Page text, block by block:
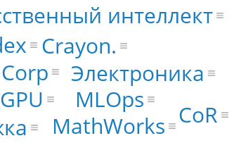
Crayon.
GPU MLOps
Электроника
интеллект
MathWorks CoR